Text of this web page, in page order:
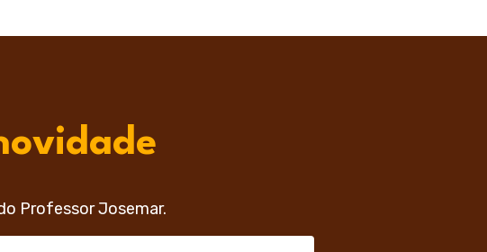
Professor Josemar.